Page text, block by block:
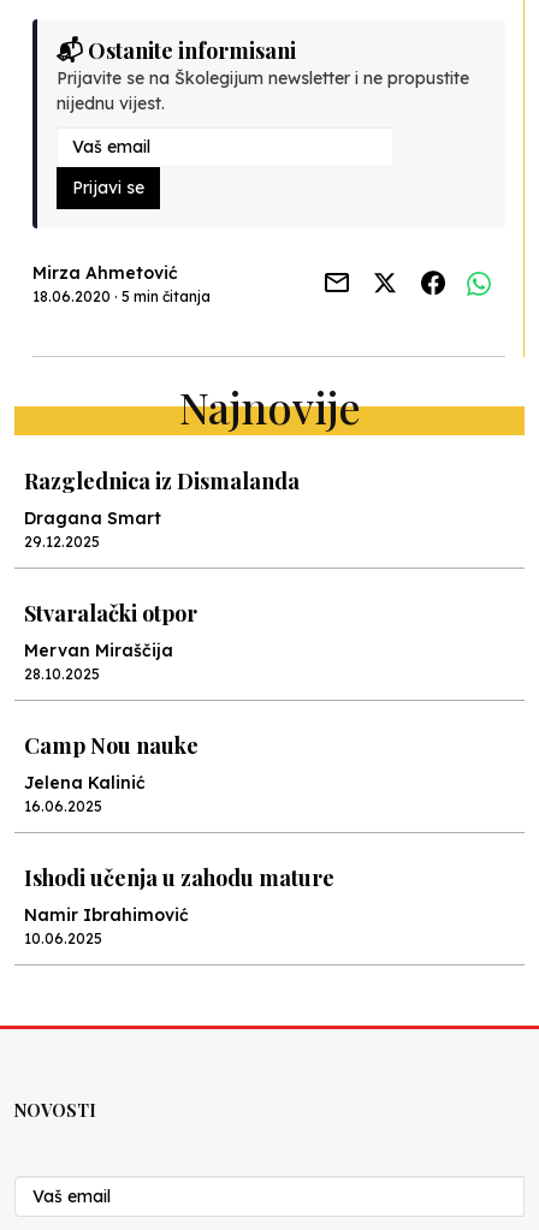
📬 Ostanite informisani
Prijavite se na Školegijum newsletter i ne propustite
nijednu vijest.
Prijavi se
Mirza Ahmetović
18.06.2020 · 5 min čitanja
Najnovije
Razglednica iz Dismalanda
Dragana Smart
29.12.2025
Stvaralački otpor
Mervan Miraščija
28.10.2025
Camp Nou nauke
Jelena Kalinić
16.06.2025
Ishodi učenja u zahodu mature
Namir Ibrahimović
10.06.2025
Nenad Veličković
29.10.2024
NOVOSTI